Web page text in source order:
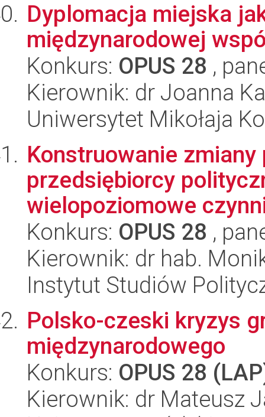
Dyplomacja miejska
międzynarodowej
Konkurs: OPUS 28 ,
Kierownik: dr Joanna
Uniwersytet Mikołaja
Konstruowanie
przedsiębiorcy
wielopoziomowe
Konkurs: OPUS 28 ,
Kierownik: dr hab.
Instytut Studiów
Polsko-czeski kryzys
międzynarodowego
Konkurs: OPUS 28
Kierownik: dr Mateusz